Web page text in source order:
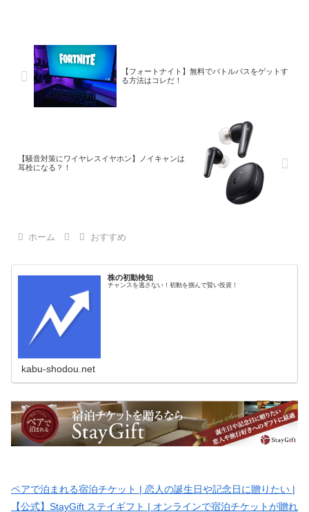
【フォートナイト】無料でバトルパスをゲットす
る方法はコレだ！
【騒音対策にワイヤレスイヤホン】ノイキャンは
耳栓になる？！
ホーム おすすめ
株の初動検知
チャンスを逃さない！初動を掴んで賢い投資！
kabu-shodou.net
ペアで泊まれる宿泊チケット | 恋人の誕生日や記念日に贈りたい |
【公式】StayGift ステイギフト | オンラインで宿泊チケットが贈れ